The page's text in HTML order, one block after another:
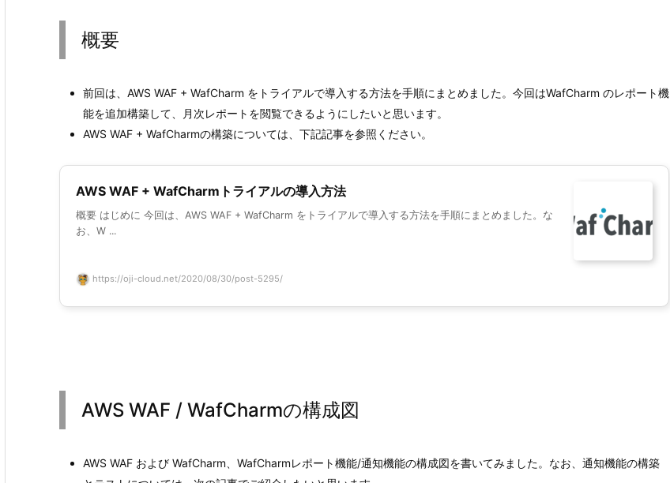
概要
前回は、AWS WAF + WafCharm をトライアルで導入する方法を手順にまとめました。今回はWafCharm のレポート機
能を追加構築して、月次レポートを閲覧できるようにしたいと思います。
AWS WAF + WafCharmの構築については、下記記事を参照ください。
AWS WAF + WafCharmトライアルの導入方法
概要 はじめに 今回は、AWS WAF + WafCharm をトライアルで導入する方法を手順にまとめました。な
お、W ...
https://oji-cloud.net/2020/08/30/post-5295/
AWS WAF / WafCharmの構成図
AWS WAF および WafCharm、WafCharmレポート機能/通知機能の構成図を書いてみました。なお、通知機能の構築